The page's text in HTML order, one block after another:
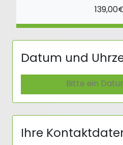
Datum und
Ihre